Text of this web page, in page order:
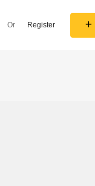
Or Register